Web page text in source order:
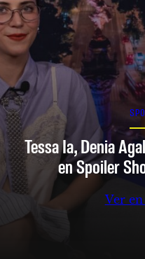
Tessa Ia, Denia
en Spoiler
Ver